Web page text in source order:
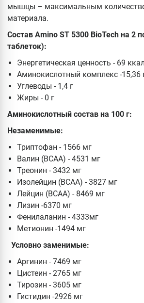
мышцы – максимальным
материала.
Состав Amino ST 5300 BioTech на 2
таблеток):
Энергетическая ценность - 69 ккал
Аминокислотный комплекс -15,36
Углеводы - 1,4 г
Жиры - 0 г
Аминокислотный состав на 100 г:
Незаменимые:
Триптофан - 1566 мг
Валин (BCAA) - 4531 мг
Треонин - 3432 мг
Изолейцин (BCAA) - 3827 мг
Лейцин (BCAA) - 8469 мг
Лизин -6370 мг
Фенилаланин - 4333мг
Метионин -1494 мг
Условно заменимые:
Аргинин - 7469 мг
Цистеин - 2765 мг
Тирозин - 3605 мг
Гистидин -2926 мг